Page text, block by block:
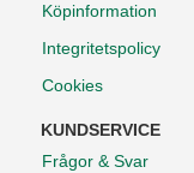
Köpinformation
Integritetspolicy
Cookies
KUNDSERVICE
Frågor & Svar